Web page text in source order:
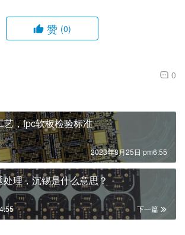
赞 (0)
0
艺，fpc软板检验标准
2023年8月25日 pm6:55
理，沉锡是什么意思？
下一篇